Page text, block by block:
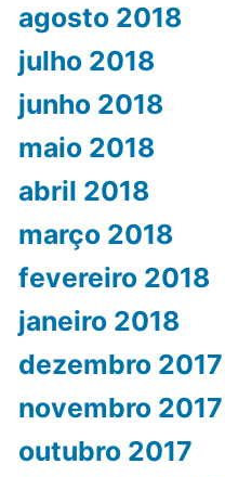
agosto 2018
julho 2018
junho 2018
maio 2018
abril 2018
março 2018
fevereiro 2018
janeiro 2018
dezembro 2017
novembro 2017
outubro 2017